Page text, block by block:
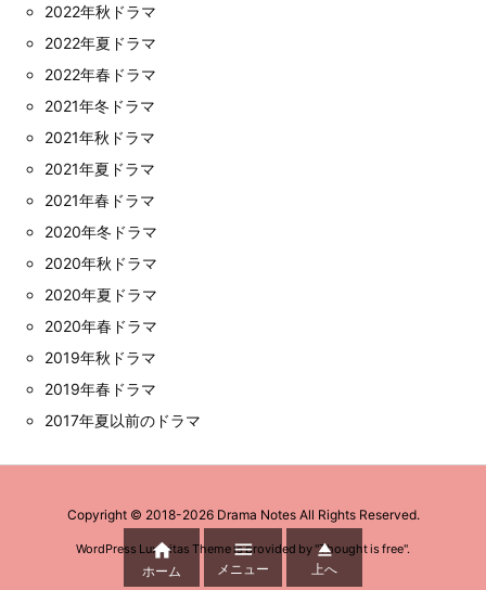
2022年秋ドラマ
2022年夏ドラマ
2022年春ドラマ
2021年冬ドラマ
2021年秋ドラマ
2021年夏ドラマ
2021年春ドラマ
2020年冬ドラマ
2020年秋ドラマ
2020年夏ドラマ
2020年春ドラマ
2019年秋ドラマ
2019年春ドラマ
2017年夏以前のドラマ
Copyright © 2018-2026 Drama NotesAll Rights Reserved.
WordPress Luxeritas Theme is provided by "Thought is free".

ホーム

メニュー

上へ